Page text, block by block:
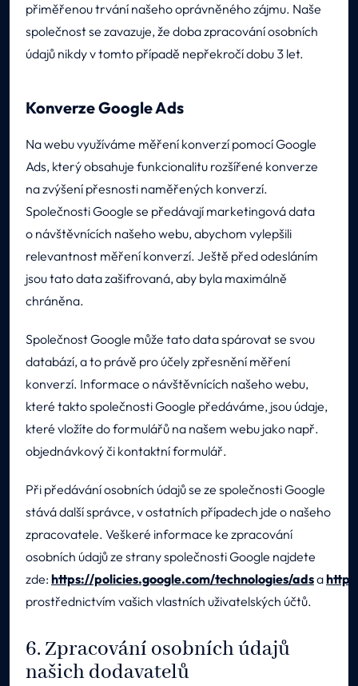
přiměřenou trvání našeho oprávněného zájmu. Naše
společnost se zavazuje, že doba zpracování osobních
údajů nikdy v tomto případě nepřekročí dobu 3 let.
Konverze Google Ads
Na webu využíváme měření konverzí pomocí Google
Ads, který obsahuje funkcionalitu rozšířené konverze
na zvýšení přesnosti naměřených konverzí.
Společnosti Google se předávají marketingová data
o návštěvnících našeho webu, abychom vylepšili
relevantnost měření konverzí. Ještě před odesláním
jsou tato data zašifrovaná, aby byla maximálně
chráněna.
Společnost Google může tato data spárovat se svou
databází, a to právě pro účely zpřesnění měření
konverzí. Informace o návštěvnících našeho webu,
které takto společnosti Google předáváme, jsou údaje,
které vložíte do formulářů na našem webu jako např.
objednávkový či kontaktní formulář.
Při předávání osobních údajů se ze společnosti Google
stává další správce, v ostatních případech jde o našeho
zpracovatele. Veškeré informace ke zpracování
osobních údajů ze strany společnosti Google najdete
zde: https://policies.google.com/technologies/adsa
prostřednictvím vašich vlastních uživatelských účtů.
6. Zpracování osobních údajů
našich dodavatelů